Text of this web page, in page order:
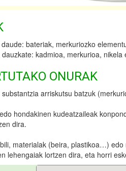
bateriak, merkuriozko
kadmioa, merkurioa, nikela
ONURAK
arriskutsu batzuk
hondakinen kudeatzaileak
dira.
materialak (beira, plastikoa…)
lehengaiak lortzen dira, eta horri